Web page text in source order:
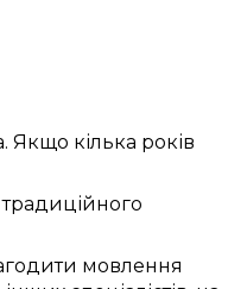
Якщо кілька років
традиційного
мовлення